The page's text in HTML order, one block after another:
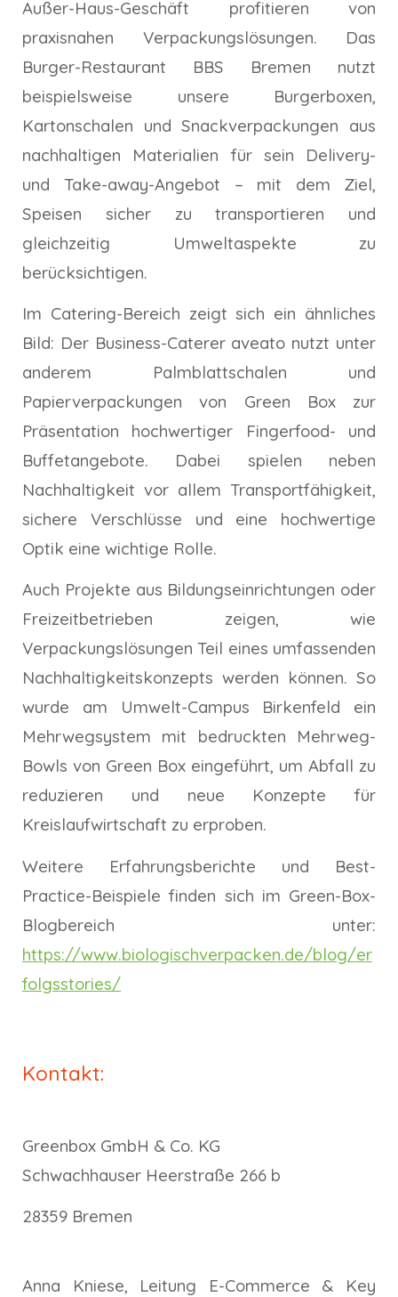
Außer-Haus-Geschäft profitieren von
praxisnahen Verpackungslösungen. Das
Burger-Restaurant BBS Bremen nutzt
beispielsweise unsere Burgerboxen,
Kartonschalen und Snackverpackungen aus
nachhaltigen Materialien für sein Delivery-
und Take-away-Angebot – mit dem Ziel,
Speisen sicher zu transportieren und
gleichzeitig Umweltaspekte zu
berücksichtigen.
Im Catering-Bereich zeigt sich ein ähnliches
Bild: Der Business-Caterer aveato nutzt unter
anderem Palmblattschalen und
Papierverpackungen von Green Box zur
Präsentation hochwertiger Fingerfood- und
Buffetangebote. Dabei spielen neben
Nachhaltigkeit vor allem Transportfähigkeit,
sichere Verschlüsse und eine hochwertige
Optik eine wichtige Rolle.
Auch Projekte aus Bildungseinrichtungen oder
Freizeitbetrieben zeigen, wie
Verpackungslösungen Teil eines umfassenden
Nachhaltigkeitskonzepts werden können. So
wurde am Umwelt-Campus Birkenfeld ein
Mehrwegsystem mit bedruckten Mehrweg-
Bowls von Green Box eingeführt, um Abfall zu
reduzieren und neue Konzepte für
Kreislaufwirtschaft zu erproben.
Weitere Erfahrungsberichte und Best-
Practice-Beispiele finden sich im Green-Box-
Blogbereich unter:
https://www.biologischverpacken.de/blog/er
folgsstories/
Kontakt:
Greenbox GmbH & Co. KG
Schwachhauser Heerstraße 266 b
28359 Bremen
Anna Kniese, Leitung E-Commerce & Key